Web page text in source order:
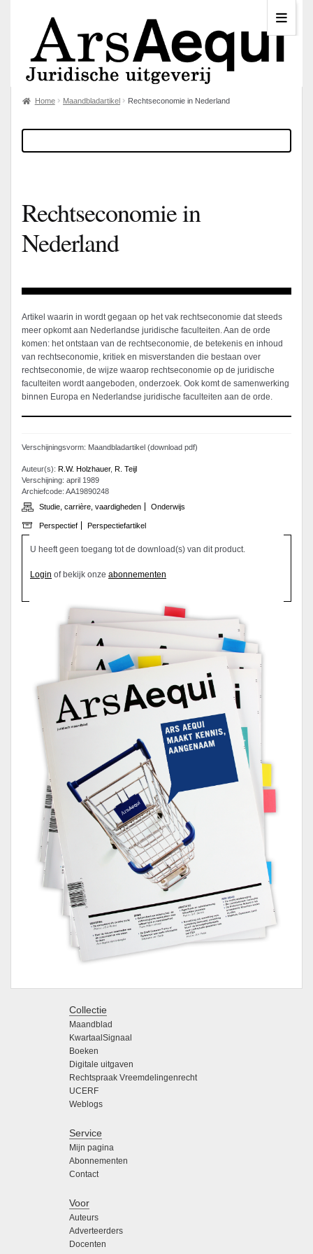
Home Maandbladartikel Rechtseconomie in Nederland
Rechtseconomie in
Nederland
Artikel waarin in wordt gegaan op het vak rechtseconomie dat steeds
meer opkomt aan Nederlandse juridische faculteiten. Aan de orde
komen: het ontstaan van de rechtseconomie, de betekenis en inhoud
van rechtseconomie, kritiek en misverstanden die bestaan over
rechtseconomie, de wijze waarop rechtseconomie op de juridische
faculteiten wordt aangeboden, onderzoek. Ook komt de samenwerking
binnen Europa en Nederlandse juridische faculteiten aan de orde.
Verschijningsvorm: Maandbladartikel (download pdf)
Auteur(s): R.W. Holzhauer, R. Teijl
Verschijning: april 1989
Archiefcode: AA19890248
Studie, carrière, vaardigheden
Onderwijs
Perspectief Perspectiefartikel
U heeft geen toegang tot de download(s) van dit product.
Login of bekijk onze abonnementen
Collectie
Maandblad
KwartaalSignaal
Boeken
Digitale uitgaven
Rechtspraak Vreemdelingenrecht
UCERF
Weblogs
Service
Mijn pagina
Abonnementen
Contact
Voor
Auteurs
Adverteerders
Docenten